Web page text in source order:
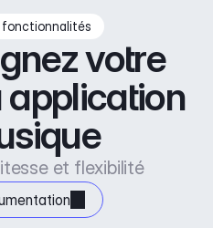
votre
application
et flexibilité